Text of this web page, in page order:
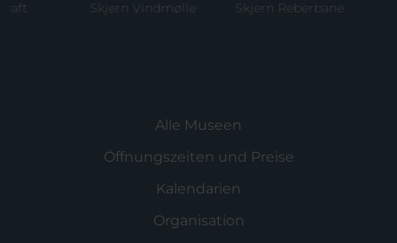
Skjern Vindmølle Skjern Reberbane
Alle Museen
Öffnungszeiten und Preise
Kalendarien
Organisation